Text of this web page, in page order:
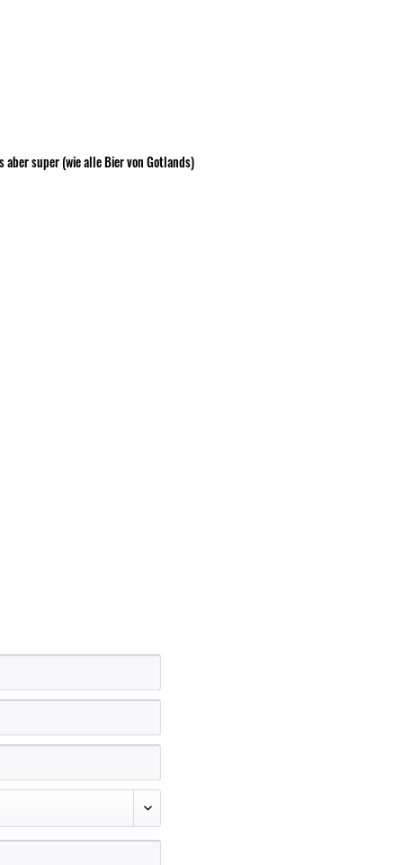
super (wie alle Bier von Gotlands)